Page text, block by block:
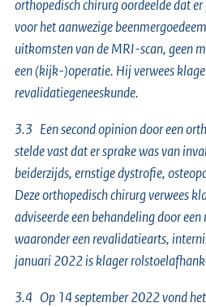
orthopedisch chirurg oordeelde dat
voor het aanwezige
uitkomsten van de MRI-scan, geen
een (kijk-)operatie. Hij verwees
revalidatiegeneeskunde.
3.3 Een second opinion door een
stelde vast dat er sprake was van
beiderzijds, ernstige dystrofie,
Deze orthopedisch chirurg verwees
adviseerde een behandeling door
waaronder een revalidatiearts,
januari 2022 is klager
3.4 Op 14 september 2022 vond